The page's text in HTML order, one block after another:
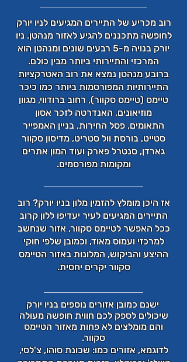
רוב מכריע של התיירים המגיעים לניו יורק
לחופשה מתכננים להגיע לאזור מנהטן. ניו
יורק בנויה מ-5 רבעים שונים ומנהטן הוא
המרכזי והתיירותי ביותר מבין כולם.
ברובע מנהטן נמצא את רוב האטרקציות
התיירותיות המפורסמות ביותר כמו כיכר
טיימס (טיימס סקוור), רחוב ברודווי, מגוון
מוזיאונים, האנדרטה לזכר אסון
התאומים,פסל החירות, בניין האמפייר
סטייט, בורסת וול סטריט, מדיסון סקוור
גארדן,סנטרל פארקועוד המון אתרים
ומקומות מפורסמים.
אז היכן מומלץ להזמין מלון בניו יורק? רוב
התיירים המגיעים לעיר יעדיפו ללון קרוב
ככל האפשר לטיימס סקוור, אזור שנחשב
למרכזי ועמוס מאוד, וכמובן שלפי חוקי
ההיצע והביקוש, המלונות באזור הטיימס
סקוור יקרים יחסית.
ישנם כמובן אזורים נוספים בניו יורק
שיכולים לספק לכם חווית חופשה מעולה
והם מומלצים לא פחות מאזור הטיימס
סקוור.
לדוגמא, אזורים כמו: שכונת סוהו, צ'לסי,